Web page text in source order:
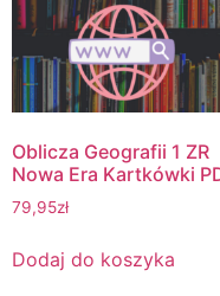
Oblicza Geografii 1 ZR
Nowa Era Kartkówki
79,95zł
Dodaj do koszyka